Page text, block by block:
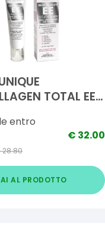
TOTAL EE
entro
28.80
€ 32.00
AL PRODOTTO